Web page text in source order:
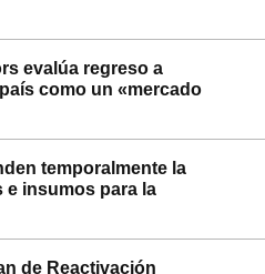
evalúa regreso a
como un «mercado
temporalmente la
e insumos para la
de Reactivación